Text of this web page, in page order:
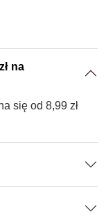
na
się od 8,99 zł